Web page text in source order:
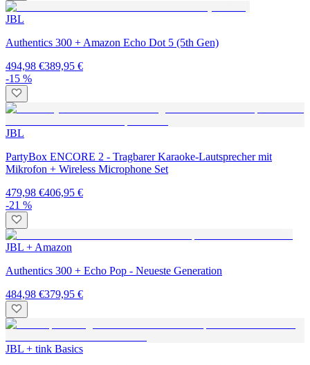
JBL
Authentics 300 + Amazon Echo Dot 5 (5th Gen)
494,98 €389,95 €
-15 %
JBL
PartyBox ENCORE 2 - Tragbarer Karaoke-Lautsprecher mit
Mikrofon + Wireless Microphone Set
479,98 €406,95 €
-21 %
JBL + Amazon
Authentics 300 + Echo Pop - Neueste Generation
484,98 €379,95 €
JBL + tink Basics